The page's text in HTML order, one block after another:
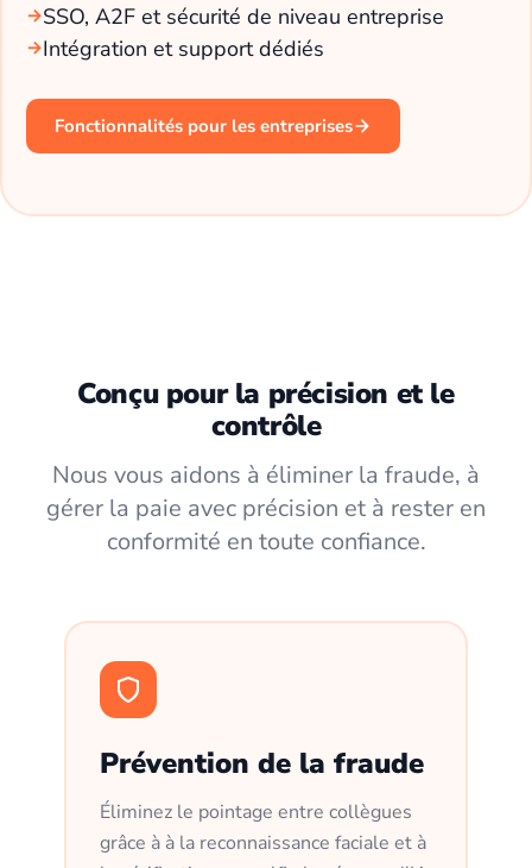
SSO, A2F et sécurité de niveau entreprise
Intégration et support dédiés
Fonctionnalités pour les entreprises
Conçu pour la précision et le
contrôle
Nous vous aidons à éliminer la fraude, à
gérer la paie avec précision et à rester en
conformité en toute confiance.
Prévention de la fraude
Éliminez le pointage entre collègues
grâce à à la reconnaissance faciale et à